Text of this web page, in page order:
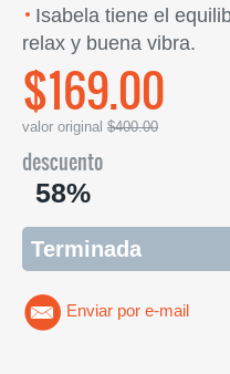
Isabela tiene el
relax y buena vibra.
$169.00
valor original $400.00
descuento
58%
Terminada
Enviar por e-mail